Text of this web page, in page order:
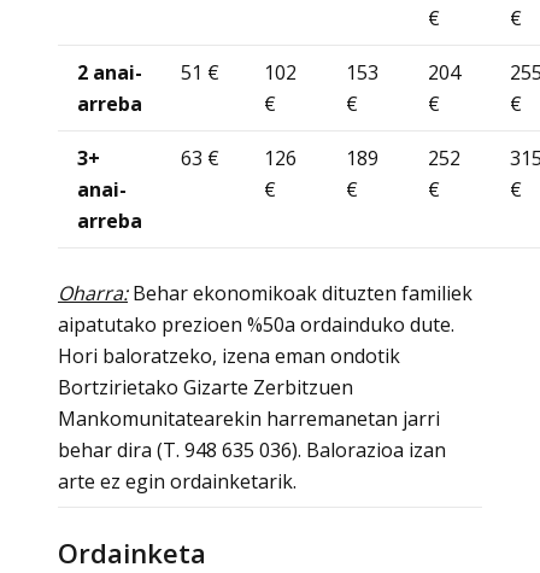
€
€
2 anai-
arreba
51 €
102
€
153
€
204
€
€
3+
anai-
arreba
63 €
126
€
189
€
252
€
€
Oharra: Behar ekonomikoak dituzten familiek
aipatutako prezioen %50a ordainduko dute.
Hori baloratzeko, izena eman ondotik
Bortzirietako Gizarte Zerbitzuen
Mankomunitatearekin harremanetan jarri
behar dira (T. 948 635 036). Balorazioa izan
arte ez egin ordainketarik.
Ordainketa